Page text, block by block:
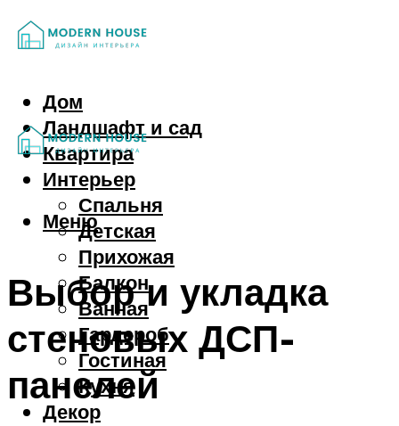
Дом
Ландшафт и сад
Квартира
Интерьер
Спальня
Детская
Прихожая
Балкон
Ванная
Гардероб
Гостиная
Кухня
Декор
Меню
Выбор и укладка
стеновых ДСП-
панелей